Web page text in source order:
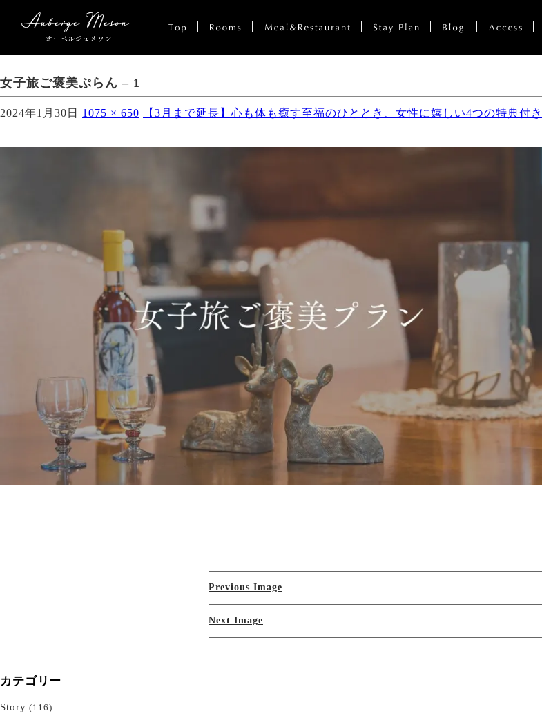
女子旅ご褒美ぷらん – 1
2024年1月30日 1075 × 650 【3月まで延長】心も体も癒す至福のひととき、女性に嬉しい4つの特典付き
Previous Image
Next Image
カテゴリー
Story (116)